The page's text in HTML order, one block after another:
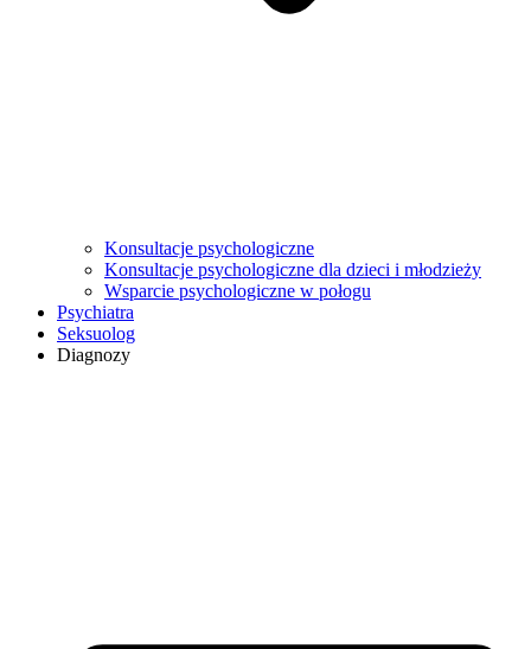
Konsultacje psychologiczne
Konsultacje psychologiczne dla dzieci i młodzieży
Wsparcie psychologiczne w połogu
Psychiatra
Seksuolog
Diagnozy